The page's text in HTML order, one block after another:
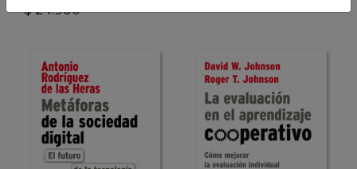
$ 24.900
VER DETALLES VER DETALLES